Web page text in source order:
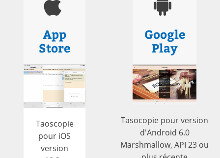
App
Store
Taoscopie
pour iOS
version
Google
Play
Tasocopie pour version
d'Android 6.0
Marshmallow, API 23 ou